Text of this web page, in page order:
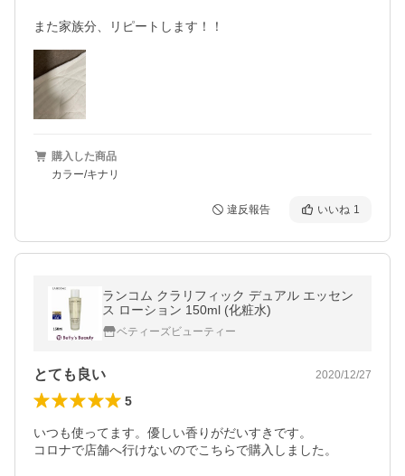
購入した商品
カラー/キナリ
違反報告 いいね 1
ランコム クラリフィック デュアル エッセン
ス ローション 150ml (化粧水)
ベティーズビューティー
とても良い 2020/12/27
5
いつも使ってます。優しい香りがだいすきです。
コロナで店舗へ行けないのでこちらで購入しました。